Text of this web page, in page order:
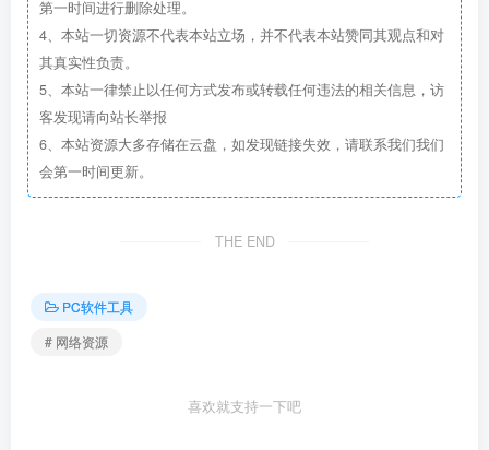
第一时间进行删除处理。
4、本站一切资源不代表本站立场，并不代表本站赞同其观点和对
其真实性负责。
5、本站一律禁止以任何方式发布或转载任何违法的相关信息，访
客发现请向站长举报
6、本站资源大多存储在云盘，如发现链接失效，请联系我们我们
会第一时间更新。
THE END
PC软件工具
# 网络资源
喜欢就支持一下吧